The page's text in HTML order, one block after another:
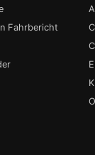
Fahrbericht